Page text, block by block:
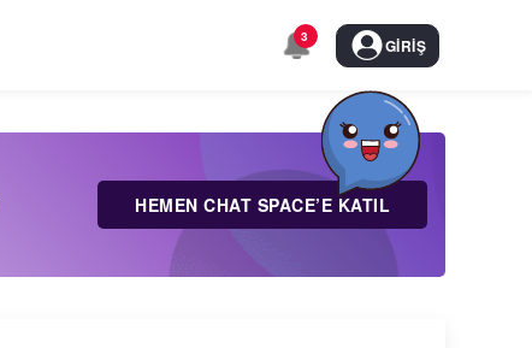
3 GIRIŞ
HEMEN CHAT SPACE’E KATIL